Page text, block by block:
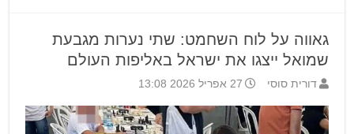
גאווה על לוח השחמט: שתי נערות מגבעת
שמואל ייצגו את ישראל באליפות העולם
דורית סוסי 27 אפריל 2026 13:08